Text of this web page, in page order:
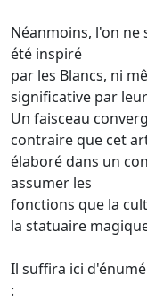
Néanmoins, l'on
été inspiré
par les Blancs, ni
significative par
Un faisceau
contraire que cet
élaboré dans un
assumer les
fonctions que la
la statuaire
Il suffira ici
: